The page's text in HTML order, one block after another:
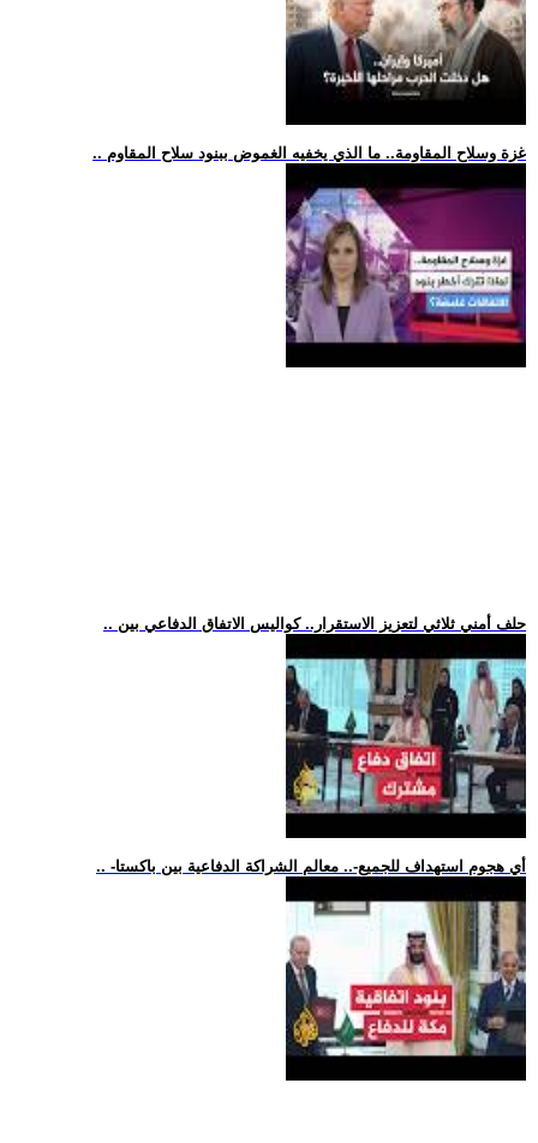
.. غزة وسلاح المقاومة.. ما الذي يخفيه الغموض ببنود سلاح المقاوم
.. حلف أمني ثلاثي لتعزيز الاستقرار.. كواليس الاتفاق الدفاعي بين
.. -أي هجوم استهداف للجميع-.. معالم الشراكة الدفاعية بين باكستا